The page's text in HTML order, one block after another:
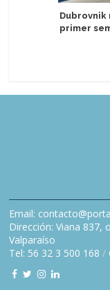
Dubrovnik
primer
Email:
Dirección: Viana 837,
Valparaíso
Tel: 56 32 3 500 168 /